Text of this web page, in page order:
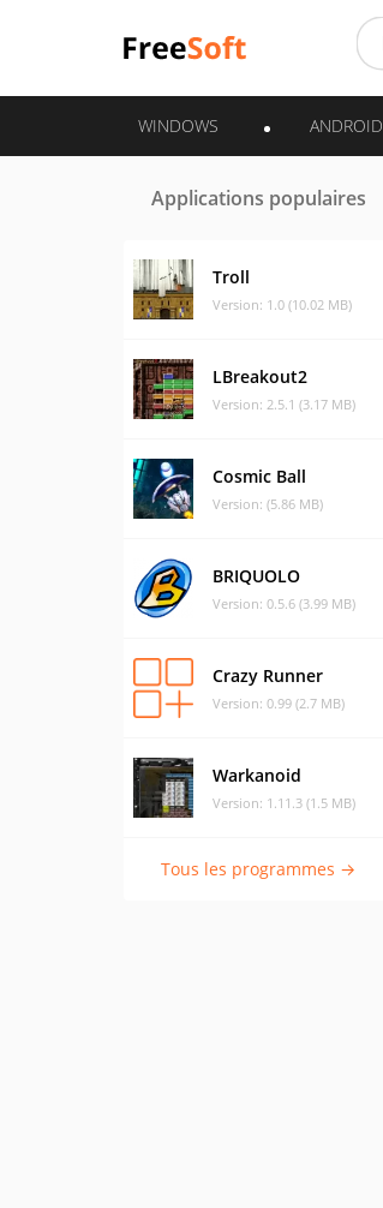
WINDOWS ANDROID
Applications populaires
Troll
Version: 1.0 (10.02 MB)
LBreakout2
Version: 2.5.1 (3.17 MB)
Cosmic Ball
Version: (5.86 MB)
BRIQUOLO
Version: 0.5.6 (3.99 MB)
Crazy Runner
Version: 0.99 (2.7 MB)
Warkanoid
Version: 1.11.3 (1.5 MB)
Tous les programmes →